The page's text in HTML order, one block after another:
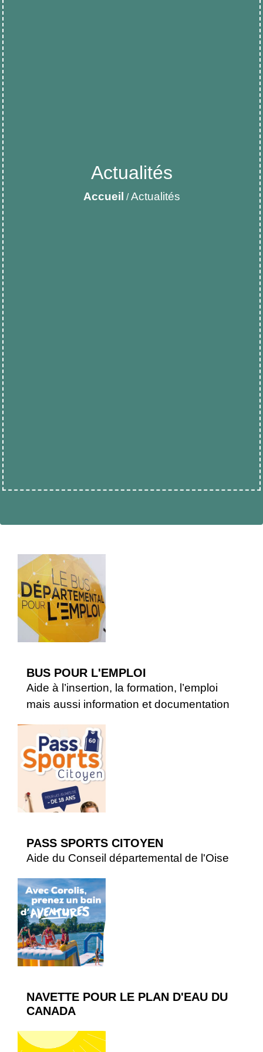
Actualités
Accueil /Actualités
BUS POUR L'EMPLOI
Aide à l’insertion, la formation, l’emploi
mais aussi information et documentation
PASS SPORTS CITOYEN
Aide du Conseil départemental de l'Oise
NAVETTE POUR LE PLAN D'EAU DU
CANADA